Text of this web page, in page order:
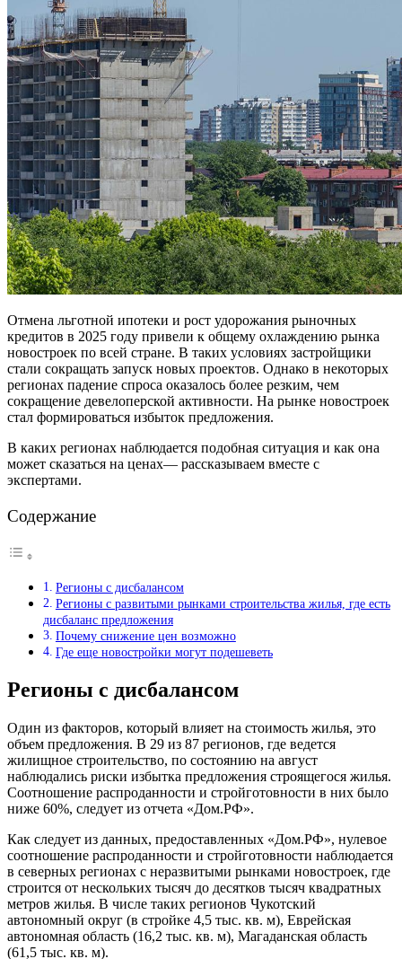
Отмена льготной ипотеки и рост удорожания рыночных
кредитов в 2025 году привели к общему охлаждению рынка
новостроек по всей стране. В таких условиях застройщики
стали сокращать запуск новых проектов. Однако в некоторых
регионах падение спроса оказалось более резким, чем
сокращение девелоперской активности. На рынке новостроек
стал формироваться избыток предложения.
В каких регионах наблюдается подобная ситуация и как она
может сказаться на ценах— рассказываем вместе с
экспертами.
Содержание
Регионы с дисбалансом
Регионы с развитыми рынками строительства жилья, где есть
дисбаланс предложения
Почему снижение цен возможно
Где еще новостройки могут подешеветь
Регионы с дисбалансом
Один из факторов, который влияет на стоимость жилья, это
объем предложения. В 29 из 87 регионов, где ведется
жилищное строительство, по состоянию на август
наблюдались риски избытка предложения строящегося жилья.
Соотношение распроданности и стройготовности в них было
ниже 60%, следует из отчета «Дом.РФ».
Как следует из данных, предоставленных «Дом.РФ», нулевое
соотношение распроданности и стройготовности наблюдается
в северных регионах с неразвитыми рынками новостроек, где
строится от нескольких тысяч до десятков тысяч квадратных
метров жилья. В числе таких регионов Чукотский
автономный округ (в стройке 4,5 тыс. кв. м), Еврейская
автономная область (16,2 тыс. кв. м), Магаданская область
(61,5 тыс. кв. м).